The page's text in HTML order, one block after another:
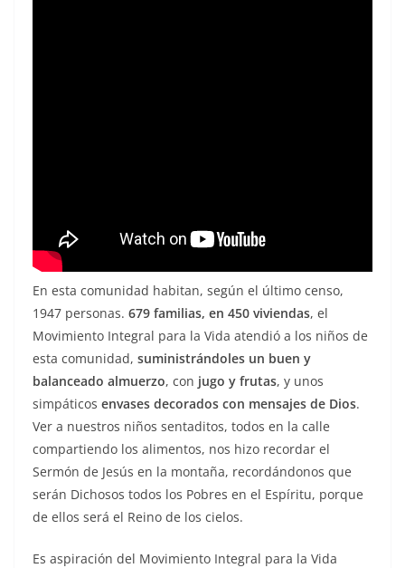
En esta comunidad habitan, según el último censo,
1947 personas. 679 familias, en 450 viviendas, el
Movimiento Integral para la Vida atendió a los niños de
esta comunidad, suministrándoles un buen y
balanceado almuerzo, con jugo y frutas, y unos
simpáticos envases decorados con mensajes de Dios.
Ver a nuestros niños sentaditos, todos en la calle
compartiendo los alimentos, nos hizo recordar el
Sermón de Jesús en la montaña, recordándonos que
serán Dichosos todos los Pobres en el Espíritu, porque
de ellos será el Reino de los cielos.
Es aspiración del Movimiento Integral para la Vida